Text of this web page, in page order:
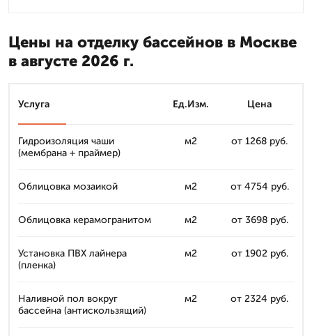
Цены на отделку бассейнов в Москве
в августе 2026 г.
Услуга Ед.Изм. Цена
Гидроизоляция чаши
(мембрана + праймер)
м2 от 1268 руб.
Облицовка мозаикой м2 от 4754 руб.
Облицовка керамогранитом м2 от 3698 руб.
Установка ПВХ лайнера
(пленка)
м2 от 1902 руб.
Наливной пол вокруг
бассейна (антискользящий)
м2 от 2324 руб.